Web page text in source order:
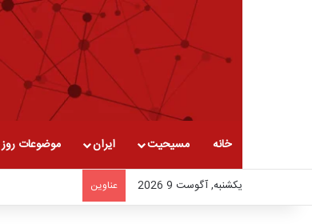
خانه مسیحیت ایران موضوعات روز
یکشنبه, آگوست 9 2026 عناوین